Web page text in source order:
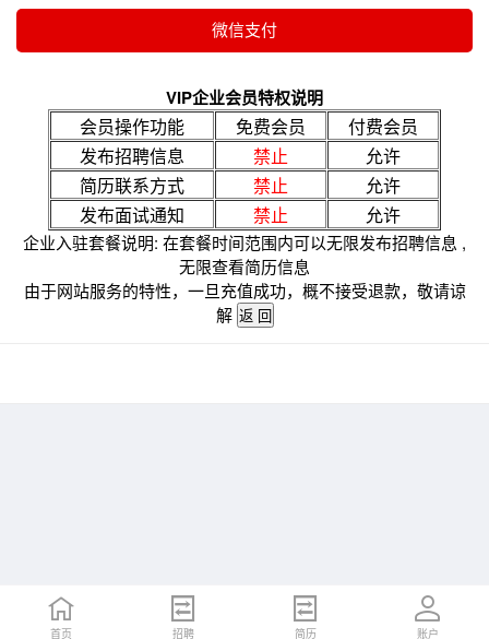
VIP企业会员特权说明
会员操作功能 免费会员
付费会员
发布招聘信息
禁止
允许
简历联系方式
禁止
允许
发布面试通知
禁止 允许
企业入驻套餐说明: 在套餐时间范围内可以无限发布招聘信息 ,
无限查看简历信息
由于网站服务的特性，一旦充值成功，概不接受退款，敬请谅
解
首页 招聘 简历 账户